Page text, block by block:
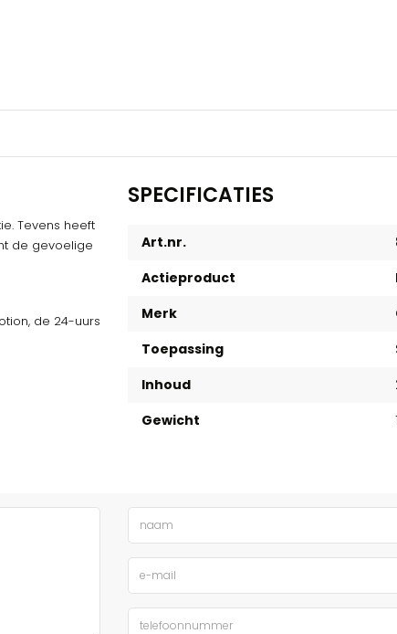
Tevens heeft
de gevoelige
de 24-uurs
SPECIFICATIES
Art.nr.
Actieproduct
Merk
Toepassing
Inhoud
Gewicht